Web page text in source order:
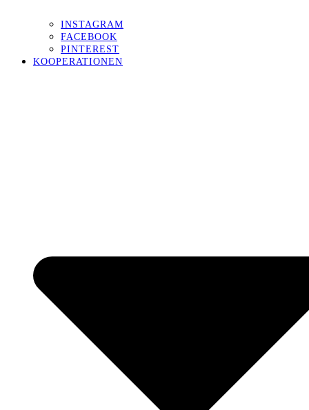
INSTAGRAM
FACEBOOK
PINTEREST
KOOPERATIONEN